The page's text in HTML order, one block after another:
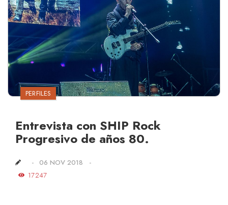
PERFILES
Entrevista con SHIP Rock
Progresivo de años 80.
06 NOV 2018
17247